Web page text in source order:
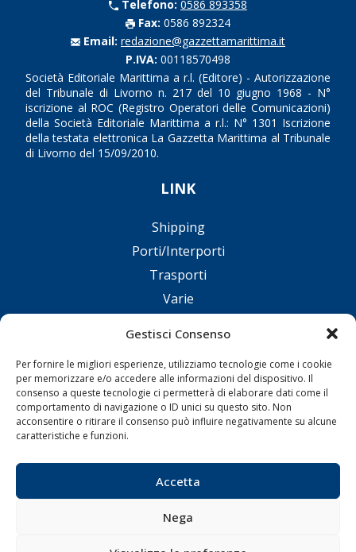
Gestisci Consenso
Per fornire le migliori esperienze, utilizziamo tecnologie come i cookie
per memorizzare e/o accedere alle informazioni del dispositivo. Il
consenso a queste tecnologie ci permetterà di elaborare dati come il
comportamento di navigazione o ID unici su questo sito. Non
acconsentire o ritirare il consenso può influire negativamente su alcune
caratteristiche e funzioni.
Accetta
Nega
Telefono: 0586 893358
Fax: 0586 892324
Email: redazione@gazzettamarittima.it
P.IVA: 00118570498
Società Editoriale Marittima a r.l. (Editore) - Autorizzazione
del Tribunale di Livorno n. 217 del 10 giugno 1968 - N°
iscrizione al ROC (Registro Operatori delle Comunicazioni)
della Società Editoriale Marittima a r.l.: N° 1301 Iscrizione
della testata elettronica La Gazzetta Marittima al Tribunale
di Livorno del 15/09/2010.
LINK
Shipping
Porti/Interporti
Trasporti
Varie
Blue economy
Diporto
Chi siamo
SEGUI